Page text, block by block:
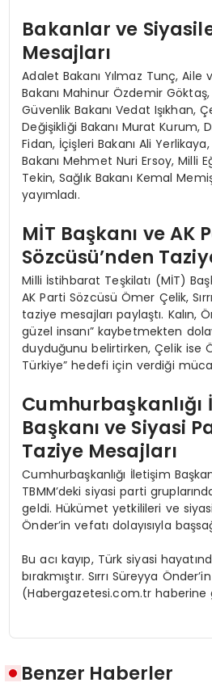
Bakanlar ve
Mesajları
Adalet Bakanı Yılmaz Tunç, Aile
Bakanı Mahinur Özdemir
Güvenlik Bakanı Vedat Işıkhan,
Değişikliği Bakanı Murat Kurum,
Fidan, İçişleri Bakanı Ali
Bakanı Mehmet Nuri Ersoy, Milli
Tekin, Sağlık Bakanı Kemal
yayımladı.
MİT Başkanı ve AK
Sözcüsü’nden
Milli İstihbarat Teşkilatı (MİT)
AK Parti Sözcüsü Ömer Çelik,
taziye mesajları paylaştı. Kalın,
güzel insanı” kaybetmekten
duyduğunu belirtirken, Çelik ise
Türkiye” hedefi için verdiği
Cumhurbaşkanlığı
Başkanı ve Siyasi
Taziye Mesajları
Cumhurbaşkanlığı İletişim
TBMM’deki siyasi parti
geldi. Hükümet yetkilileri ve siyasi
Önder’in vefatı dolayısıyla
Bu acı kayıp, Türk siyasi
bırakmıştır. Sırrı Süreyya
(Habergazetesi.com.tr haberine
Benzer Haberler